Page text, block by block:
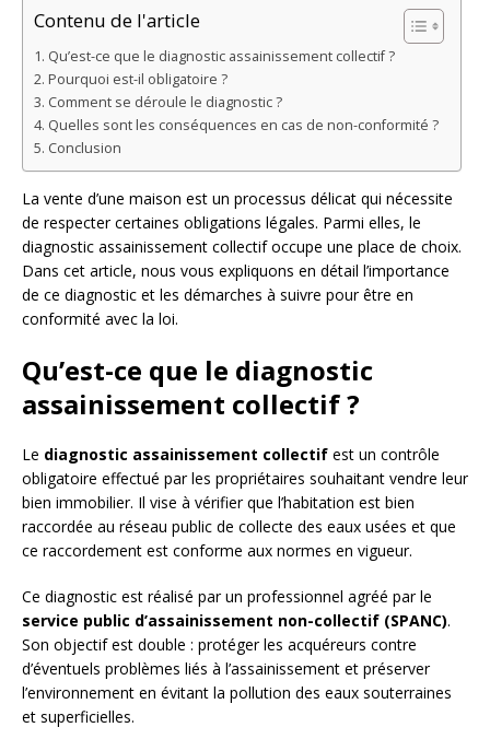
Contenu de l'article
Qu’est-ce que le diagnostic assainissement collectif ?
Pourquoi est-il obligatoire ?
Comment se déroule le diagnostic ?
Quelles sont les conséquences en cas de non-conformité ?
Conclusion
La vente d’une maison est un processus délicat qui nécessite
de respecter certaines obligations légales. Parmi elles, le
diagnostic assainissement collectif occupe une place de choix.
Dans cet article, nous vous expliquons en détail l’importance
de ce diagnostic et les démarches à suivre pour être en
conformité avec la loi.
Qu’est-ce que le diagnostic
assainissement collectif ?
Le diagnostic assainissement collectif est un contrôle
obligatoire effectué par les propriétaires souhaitant vendre leur
bien immobilier. Il vise à vérifier que l’habitation est bien
raccordée au réseau public de collecte des eaux usées et que
ce raccordement est conforme aux normes en vigueur.
Ce diagnostic est réalisé par un professionnel agréé par le
service public d’assainissement non-collectif (SPANC).
Son objectif est double : protéger les acquéreurs contre
d’éventuels problèmes liés à l’assainissement et préserver
l’environnement en évitant la pollution des eaux souterraines
et superficielles.